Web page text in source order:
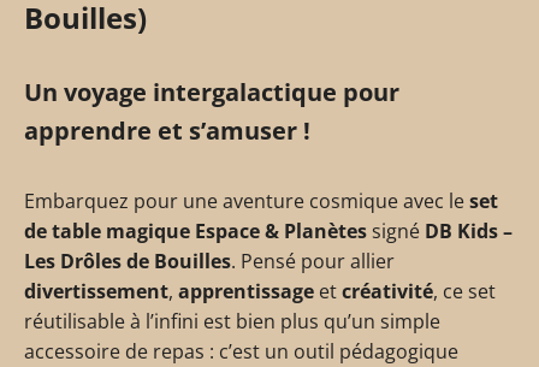
Bouilles)
Un voyage intergalactique pour
apprendre et s’amuser !
Embarquez pour une aventure cosmique avec leset
de table magique Espace & Planètessigné DB Kids –
Les Drôles de Bouilles. Pensé pour allier
divertissement, apprentissage etcréativité, ce set
réutilisable à l’infini est bien plus qu’un simple
accessoire de repas : c’est un outil pédagogique